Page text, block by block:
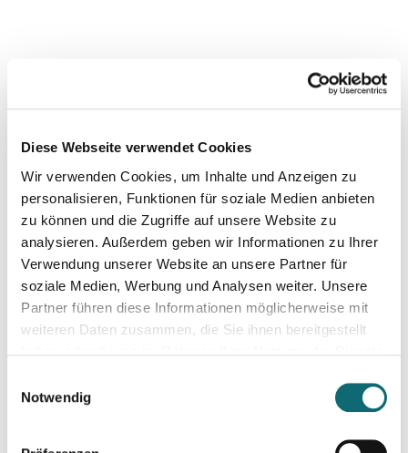
Diese Webseite verwendet Cookies
Wir verwenden Cookies, um Inhalte und Anzeigen zu
personalisieren, Funktionen für soziale Medien anbieten
zu können und die Zugriffe auf unsere Website zu
analysieren. Außerdem geben wir Informationen zu Ihrer
Verwendung unserer Website an unsere Partner für
soziale Medien, Werbung und Analysen weiter. Unsere
Partner führen diese Informationen möglicherweise mit
weiteren Daten zusammen, die Sie ihnen bereitgestellt
Notwendig
18.09.2026
Crashkurs Claude - der KI-Assistent für Journalist:innen
21.09.2026
Fortbildungsprogramm des Europäischen Parlaments für